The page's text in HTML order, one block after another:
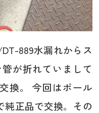
889水漏れからス
が折れていまして
換。 今回はボール
純正品で交換。その